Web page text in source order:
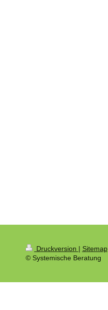
Druckversion | Sitemap
© Systemische Beratung